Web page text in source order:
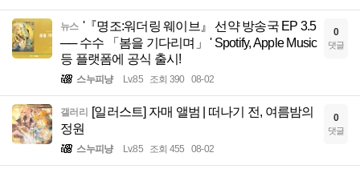
뉴스 '『명조:워더링 웨이브』 선약 방송국 EP 3.5
── 수수 「봄을 기다리며」 ' Spotify, Apple Music
등 플랫폼에 공식 출시!
스누피냥 Lv.85 조회 390 08-02
0
댓글
갤러리 [일러스트] 자매 앨범 | 떠나기 전, 여름밤의
정원
스누피냥 Lv.85 조회 455 08-02
0
댓글